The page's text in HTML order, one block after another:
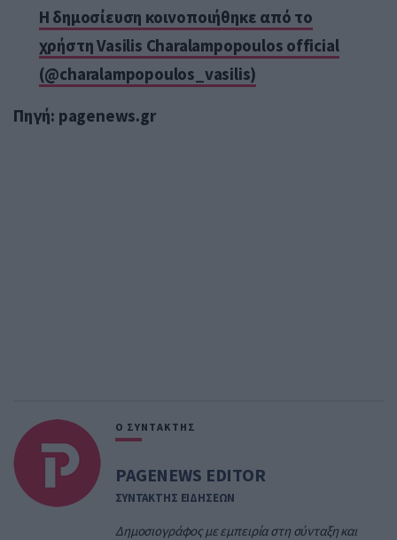
Η δημοσίευση κοινοποιήθηκε από το
χρήστη Vasilis Charalampopoulos official
(@charalampopoulos_vasilis)
Πηγή: pagenews.gr
Ο ΣΥΝΤΑΚΤΗΣ
PAGENEWS EDITOR
ΣΥΝΤΑΚΤΗΣ ΕΙΔΗΣΕΩΝ
Δημοσιογράφος με εμπειρία στη σύνταξη και